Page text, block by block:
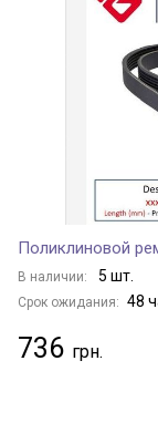
Поликлиновой
В наличии: 5 шт.
Срок ожидания: 48
736